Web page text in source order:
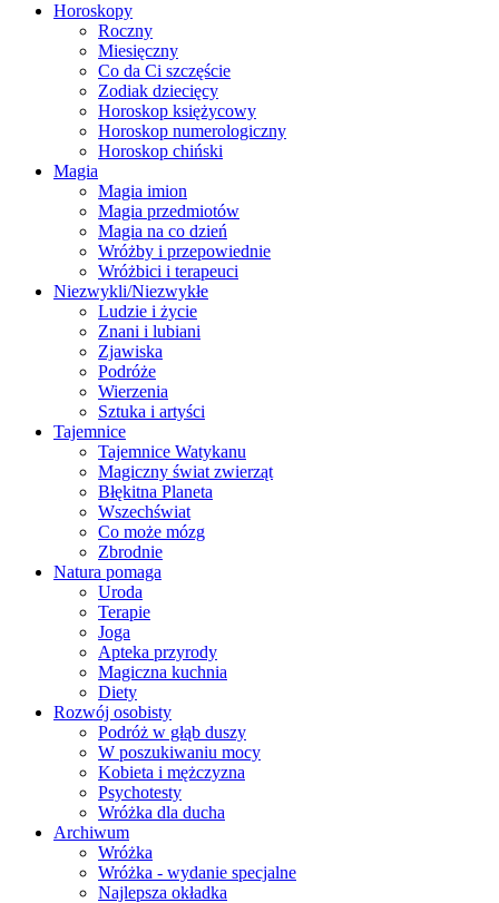
Horoskopy
Roczny
Miesięczny
Co da Ci szczęście
Zodiak dziecięcy
Horoskop księżycowy
Horoskop numerologiczny
Horoskop chiński
Magia
Magia imion
Magia przedmiotów
Magia na co dzień
Wróżby i przepowiednie
Wróżbici i terapeuci
Niezwykli/Niezwykłe
Ludzie i życie
Znani i lubiani
Zjawiska
Podróże
Wierzenia
Sztuka i artyści
Tajemnice
Tajemnice Watykanu
Magiczny świat zwierząt
Błękitna Planeta
Wszechświat
Co może mózg
Zbrodnie
Natura pomaga
Uroda
Terapie
Joga
Apteka przyrody
Magiczna kuchnia
Diety
Rozwój osobisty
Podróż w głąb duszy
W poszukiwaniu mocy
Kobieta i mężczyzna
Psychotesty
Wróżka dla ducha
Archiwum
Wróżka
Wróżka - wydanie specjalne
Najlepsza okładka